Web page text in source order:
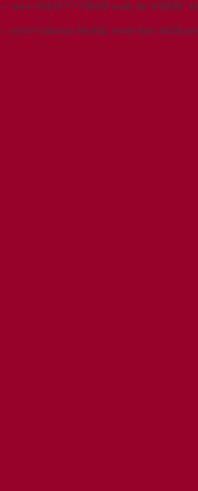
--- error=SELECT * FROM work_dic WHERE
--- error=Unknown MySQL server host